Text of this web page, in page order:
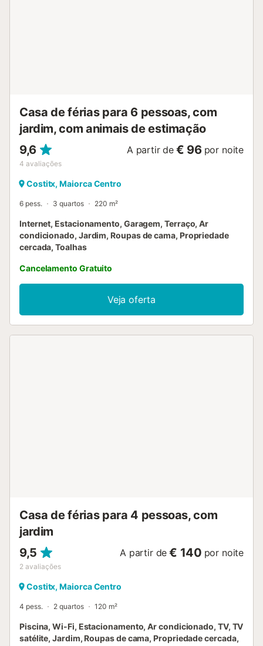
Casa de férias para 6 pessoas, com
jardim, com animais de estimação
9,6
4 avaliações
A partir de € 96 por noite
Costitx, Maiorca Centro
6 pess. 3 quartos 220 m²
Internet, Estacionamento, Garagem, Terraço, Ar
condicionado, Jardim, Roupas de cama, Propriedade
cercada, Toalhas
Cancelamento Gratuito
Veja oferta
Casa de férias para 4 pessoas, com
jardim
9,5
2 avaliações
A partir de € 140 por noite
Costitx, Maiorca Centro
4 pess. 2 quartos 120 m²
Piscina, Wi-Fi, Estacionamento, Ar condicionado, TV, TV
satélite, Jardim, Roupas de cama, Propriedade cercada,